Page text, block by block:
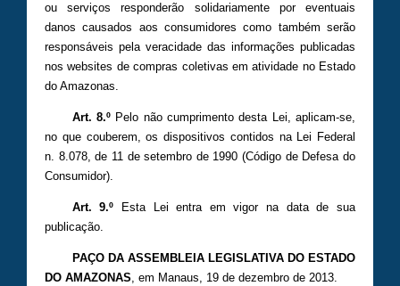
ou serviços responderão solidariamente por eventuais
danos causados aos consumidores como também serão
responsáveis pela veracidade das informações publicadas
nos websites de compras coletivas em atividade no Estado
do Amazonas.
Art. 8.º Pelo não cumprimento desta Lei, aplicam-se,
no que couberem, os dispositivos contidos na Lei Federal
n. 8.078, de 11 de setembro de 1990 (Código de Defesa do
Consumidor).
Art. 9.º Esta Lei entra em vigor na data de sua
publicação.
PAÇO DA ASSEMBLEIA LEGISLATIVA DO ESTADO
DO AMAZONAS, em Manaus, 19 de dezembro de 2013.